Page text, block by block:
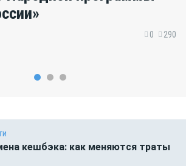
0 290
кешбэка: как меняются траты